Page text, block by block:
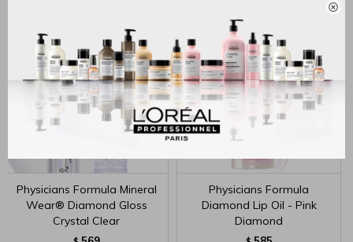

Physicians Formula Mineral
Wear® Diamond Gloss
Crystal Clear
Physicians Formula
Diamond Lip Oil - Pink
Diamond